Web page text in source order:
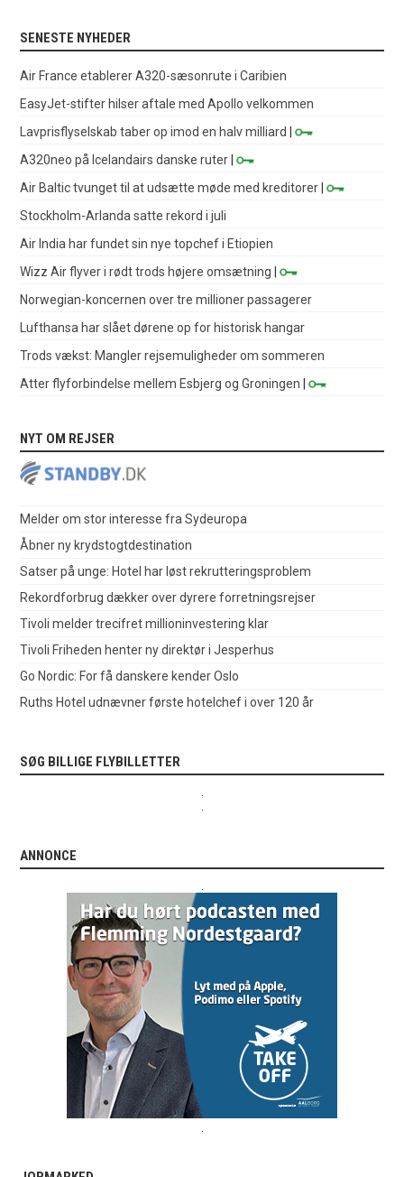
SENESTE NYHEDER
Air France etablerer A320-sæsonrute i Caribien
EasyJet-stifter hilser aftale med Apollo velkommen
Lavprisflyselskab taber op imod en halv milliard
|
A320neo på Icelandairs danske ruter |
Air Baltic tvunget til at udsætte møde med kreditorer |
Stockholm-Arlanda satte rekord i juli
Air India har fundet sin nye topchef i Etiopien
Wizz Air flyver i rødt trods højere omsætning |
Norwegian-koncernen over tre millioner passagerer
Lufthansa har slået dørene op for historisk hangar
Trods vækst: Mangler rejsemuligheder om sommeren
Atter flyforbindelse mellem Esbjerg og Groningen |
NYT OM REJSER
Melder om stor interesse fra Sydeuropa
Åbner ny krydstogtdestination
Satser på unge: Hotel har løst rekrutteringsproblem
Rekordforbrug dækker over dyrere forretningsrejser
Tivoli melder trecifret millioninvestering klar
Tivoli Friheden henter ny direktør i Jesperhus
Go Nordic: For få danskere kender Oslo
Ruths Hotel udnævner første hotelchef i over 120 år
SØG BILLIGE FLYBILLETTER
ANNONCE